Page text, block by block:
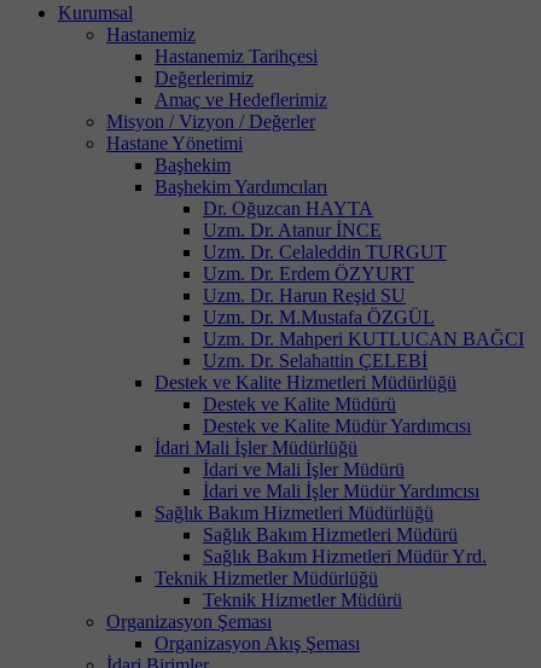
Kurumsal
Hastanemiz
Hastanemiz Tarihçesi
Değerlerimiz
Amaç ve Hedeflerimiz
Misyon / Vizyon / Değerler
Hastane Yönetimi
Başhekim
Başhekim Yardımcıları
Dr. Oğuzcan HAYTA
Uzm. Dr. Atanur İNCE
Uzm. Dr. Celaleddin TURGUT
Uzm. Dr. Erdem ÖZYURT
Uzm. Dr. Harun Reşid SU
Uzm. Dr. M.Mustafa ÖZGÜL
Uzm. Dr. Mahperi KUTLUCAN BAĞCI
Uzm. Dr. Selahattin ÇELEBİ
Destek ve Kalite Hizmetleri Müdürlüğü
Destek ve Kalite Müdürü
Destek ve Kalite Müdür Yardımcısı
İdari Mali İşler Müdürlüğü
İdari ve Mali İşler Müdürü
İdari ve Mali İşler Müdür Yardımcısı
Sağlık Bakım Hizmetleri Müdürlüğü
Sağlık Bakım Hizmetleri Müdürü
Sağlık Bakım Hizmetleri Müdür Yrd.
Teknik Hizmetler Müdürlüğü
Teknik Hizmetler Müdürü
Organizasyon Şeması
Organizasyon Akış Şeması